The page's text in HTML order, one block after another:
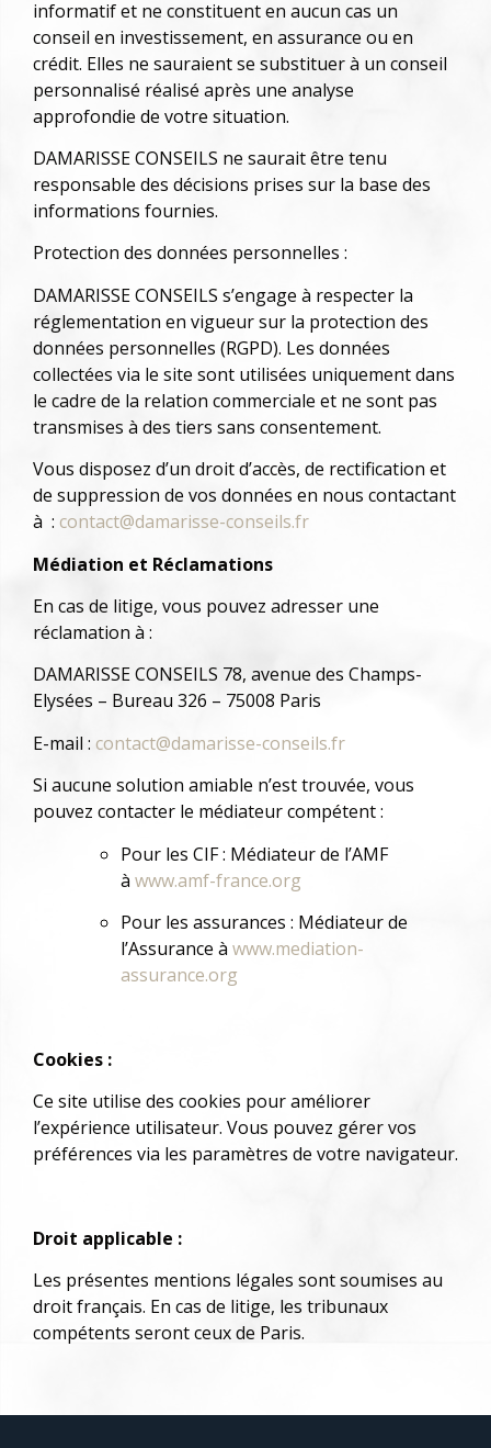
informatif et ne constituent en aucun cas un
conseil en investissement, en assurance ou en
crédit. Elles ne sauraient se substituer à un conseil
personnalisé réalisé après une analyse
approfondie de votre situation.
DAMARISSE CONSEILS ne saurait être tenu
responsable des décisions prises sur la base des
informations fournies.
Protection des données personnelles :
DAMARISSE CONSEILS s’engage à respecter la
réglementation en vigueur sur la protection des
données personnelles (RGPD). Les données
collectées via le site sont utilisées uniquement dans
le cadre de la relation commerciale et ne sont pas
transmises à des tiers sans consentement.
Vous disposez d’un droit d’accès, de rectification et
de suppression de vos données en nous contactant
à : contact@damarisse-conseils.fr
Médiation et Réclamations
En cas de litige, vous pouvez adresser une
réclamation à :
DAMARISSE CONSEILS 78, avenue des Champs-
Elysées – Bureau 326 – 75008 Paris
E-mail : contact@damarisse-conseils.fr
Si aucune solution amiable n’est trouvée, vous
pouvez contacter le médiateur compétent :
Pour les CIF : Médiateur de l’AMF
à www.amf-france.org
Pour les assurances : Médiateur de
l’Assurance à www.mediation-
assurance.org
Cookies :
Ce site utilise des cookies pour améliorer
l’expérience utilisateur. Vous pouvez gérer vos
préférences via les paramètres de votre navigateur.
Droit applicable :
Les présentes mentions légales sont soumises au
droit français. En cas de litige, les tribunaux
compétents seront ceux de Paris.